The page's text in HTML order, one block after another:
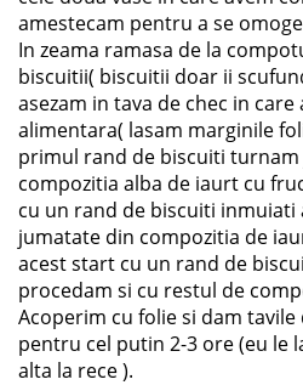
amestecam pentru a se
In zeama ramasa de la
biscuitii( biscuitii doar ii
asezam in tava de chec in
alimentara( lasam marginile
primul rand de biscuiti
compozitia alba de iaurt cu
cu un rand de biscuiti
jumatate din compozitia de
acest start cu un rand de
procedam si cu restul de
Acoperim cu folie si dam
pentru cel putin 2-3 ore (eu le
alta la rece ).